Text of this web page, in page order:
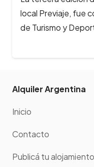
Festival
interior del país. Del
Alquiler Argentina
Inicio
Contacto
Publicá tu alojamiento